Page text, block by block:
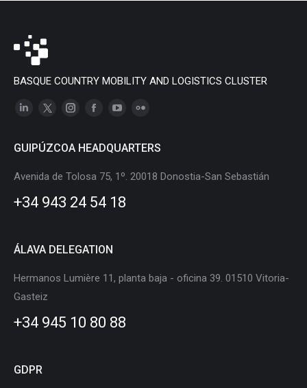
BASQUE COUNTRY MOBILITY AND LOGISTICS CLUSTER
Linkedin
opens
window
X
opens
window
Instagram
opens
in
window
opens
in
window
opens
in
window
opens
in
GUIPÚZCOA HEADQUARTERS
Avenida de Tolosa 75, 1º. 20018 Donostia-San Sebastián
+34 943 24 54 18
ÁLAVA DELEGATION
Hermanos Lumière 11, planta baja - oficina 39. 01510 Vitoria-
Gasteiz
+34 945 10 80 88
GDPR